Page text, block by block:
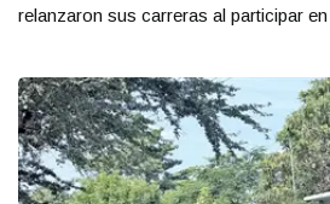
relanzaron sus carreras al participar